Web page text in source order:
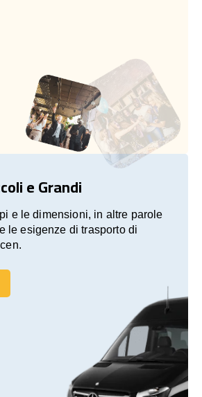
e Grandi
e le dimensioni, in altre parole
le esigenze di trasporto di